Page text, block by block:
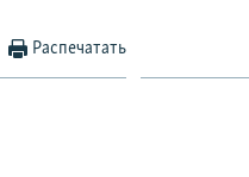
Распечатать